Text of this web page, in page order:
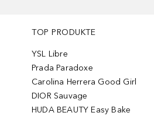
TOP PRODUKTE
YSL Libre
Prada Paradoxe
Carolina Herrera Good Girl
DIOR Sauvage
HUDA BEAUTY Easy Bake